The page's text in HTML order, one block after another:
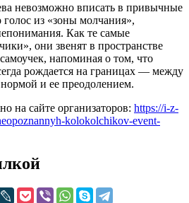
невозможно вписать в привычные
из «зоны молчания»,
Как те самые
они звенят в пространстве
напоминая о том, что
рождается на границах — между
и ее преодолением.
на сайте организаторов: https://i-z-
kolokolchikov-event-